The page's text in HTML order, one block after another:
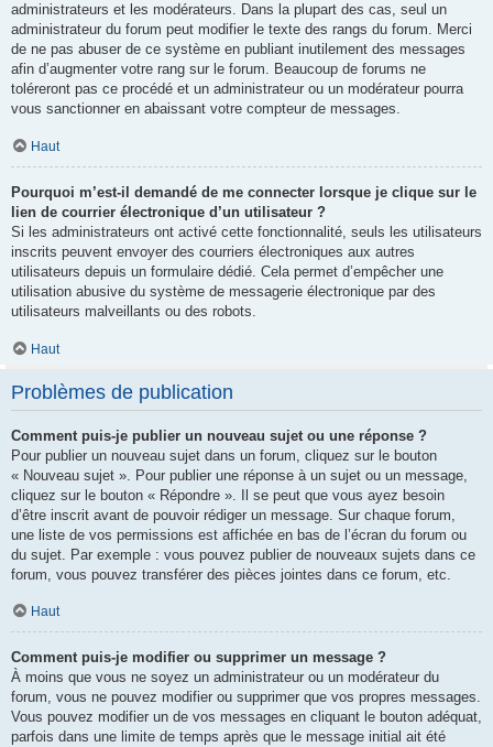
administrateurs et les modérateurs. Dans la plupart des cas, seul un
administrateur du forum peut modifier le texte des rangs du forum. Merci
de ne pas abuser de ce système en publiant inutilement des messages
afin d’augmenter votre rang sur le forum. Beaucoup de forums ne
toléreront pas ce procédé et un administrateur ou un modérateur pourra
vous sanctionner en abaissant votre compteur de messages.
Haut
Pourquoi m’est-il demandé de me connecter lorsque je clique sur le
lien de courrier électronique d’un utilisateur ?
Si les administrateurs ont activé cette fonctionnalité, seuls les utilisateurs
inscrits peuvent envoyer des courriers électroniques aux autres
utilisateurs depuis un formulaire dédié. Cela permet d’empêcher une
utilisation abusive du système de messagerie électronique par des
utilisateurs malveillants ou des robots.
Haut
Problèmes de publication
Comment puis-je publier un nouveau sujet ou une réponse ?
Pour publier un nouveau sujet dans un forum, cliquez sur le bouton
« Nouveau sujet ». Pour publier une réponse à un sujet ou un message,
cliquez sur le bouton « Répondre ». Il se peut que vous ayez besoin
d’être inscrit avant de pouvoir rédiger un message. Sur chaque forum,
une liste de vos permissions est affichée en bas de l’écran du forum ou
du sujet. Par exemple : vous pouvez publier de nouveaux sujets dans ce
forum, vous pouvez transférer des pièces jointes dans ce forum, etc.
Haut
Comment puis-je modifier ou supprimer un message ?
À moins que vous ne soyez un administrateur ou un modérateur du
forum, vous ne pouvez modifier ou supprimer que vos propres messages.
Vous pouvez modifier un de vos messages en cliquant le bouton adéquat,
parfois dans une limite de temps après que le message initial ait été